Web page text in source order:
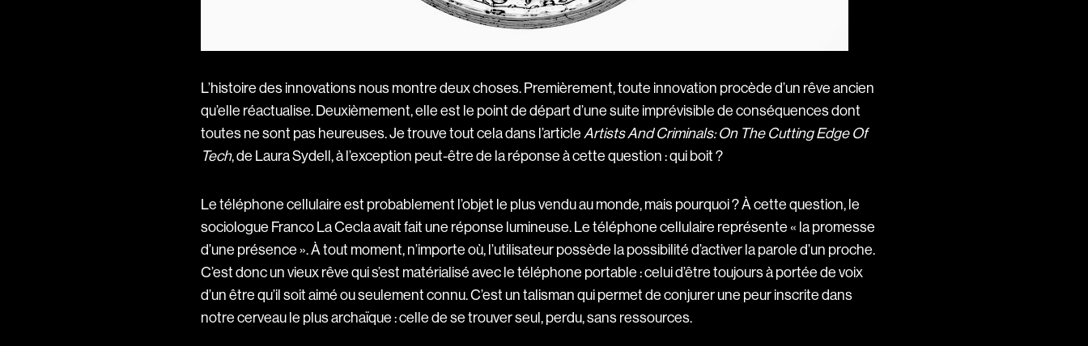
L’histoire des innovations nous montre deux choses. Premièrement, toute innovation procède d’un rêve ancien
qu’elle réactualise. Deuxièmement, elle est le point de départ d’une suite imprévisible de conséquences dont
toutes ne sont pas heureuses. Je trouve tout cela dans l’article Artists And Criminals: On The Cutting Edge Of
Tech, de Laura Sydell, à l’exception peut-être de la réponse à cette question : qui boit ?
Le téléphone cellulaire est probablement l’objet le plus vendu au monde, mais pourquoi ? À cette question, le
sociologue Franco La Cecla avait fait une réponse lumineuse. Le téléphone cellulaire représente « la promesse
d’une présence ». À tout moment, n’importe où, l’utilisateur possède la possibilité d’activer la parole d’un proche.
C’est donc un vieux rêve qui s’est matérialisé avec le téléphone portable : celui d’être toujours à portée de voix
d’un être qu’il soit aimé ou seulement connu. C’est un talisman qui permet de conjurer une peur inscrite dans
notre cerveau le plus archaïque : celle de se trouver seul, perdu, sans ressources.